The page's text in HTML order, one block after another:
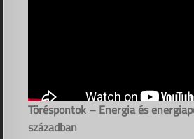
Töréspontok – Energia és
században